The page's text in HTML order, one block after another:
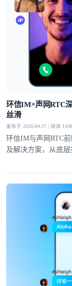
环信IM×声网RTC
丝滑
发布于 2026-04-27 | 阅读
环信IM与声网RTC
及解决方案，从底
我已阅读
不了，谢谢